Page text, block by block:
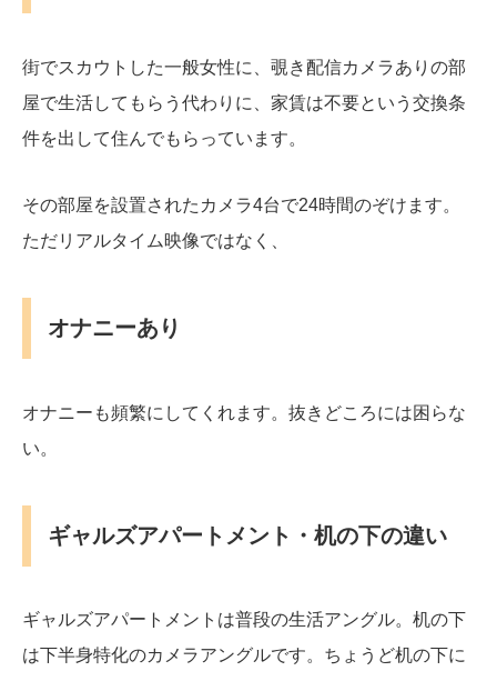
街でスカウトした一般女性に、覗き配信カメラありの部
屋で生活してもらう代わりに、家賃は不要という交換条
件を出して住んでもらっています。
その部屋を設置されたカメラ4台で24時間のぞけます。
ただリアルタイム映像ではなく、
オナニーあり
オナニーも頻繁にしてくれます。抜きどころには困らな
い。
ギャルズアパートメント・机の下の違い
ギャルズアパートメントは普段の生活アングル。机の下
は下半身特化のカメラアングルです。ちょうど机の下に